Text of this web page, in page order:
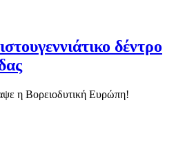
δέντρο
η Βορειοδυτική Ευρώπη!